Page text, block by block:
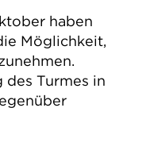
haben
Möglichkeit,
Turmes in